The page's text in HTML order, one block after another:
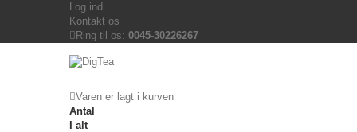
Log ind
Kontakt os
Ring til os: 0045-30226267
Varen er lagt i kurven
Antal
I alt